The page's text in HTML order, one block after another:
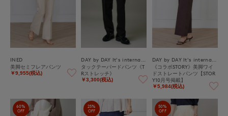
INED
美脚セミフレアパンツ
￥9,955(税込)
タックテーパードパンツ《T
Rストレッチ》
￥3,300(税込)
《コラボSTORY》美脚ワイ
ドストレートパンツ【STOR
Y10月号掲載】
￥5,984(税込)
60%
OFF
25%
OFF
50%
OFF